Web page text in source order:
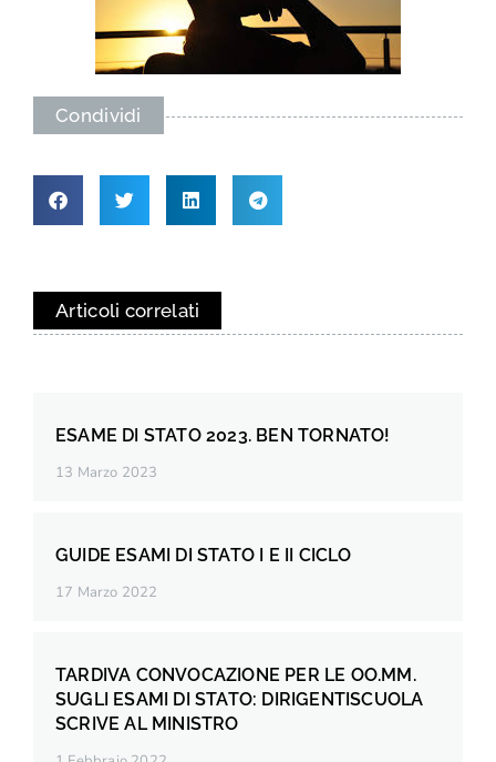
Condividi
Articoli correlati
ESAME DI STATO 2023. BEN TORNATO!
13 Marzo 2023
GUIDE ESAMI DI STATO I E II CICLO
17 Marzo 2022
TARDIVA CONVOCAZIONE PER LE OO.MM.
SUGLI ESAMI DI STATO: DIRIGENTISCUOLA
SCRIVE AL MINISTRO